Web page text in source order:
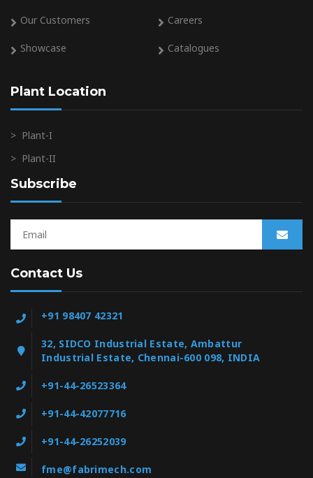
Our Customers Careers
Showcase Catalogues
Plant Location
> Plant-I
> Plant-II
Subscribe
Contact Us
+91 98407 42321
32, SIDCO Industrial Estate, Ambattur
Industrial Estate, Chennai-600 098, INDIA
+91-44-26523364
+91-44-42077716
+91-44-26252039
fme@fabrimech.com